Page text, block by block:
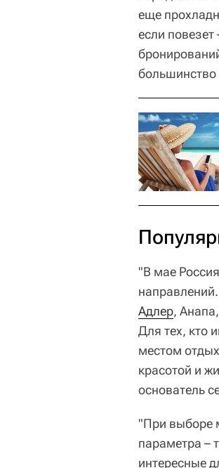
еще
если
большинство
"В мае
Адлер,
Для тех, кто
местом
красотой и
основатель
"При выборе
параметра –
интересные